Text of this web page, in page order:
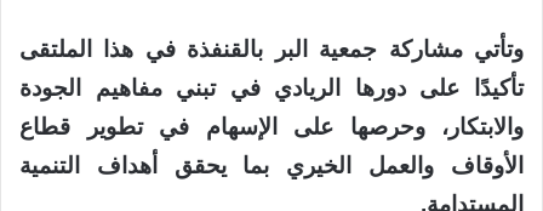
وتأتي مشاركة جمعية البر بالقنفذة في هذا الملتقى
تأكيدًا على دورها الريادي في تبني مفاهيم الجودة
والابتكار، وحرصها على الإسهام في تطوير قطاع
الأوقاف والعمل الخيري بما يحقق أهداف التنمية
المستدامة.